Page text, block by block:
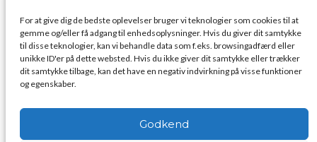
For at give dig de bedste oplevelser bruger vi teknologier som cookies til at
gemme og/eller få adgang til enhedsoplysninger. Hvis du giver dit samtykke
til disse teknologier, kan vi behandle data som f.eks. browsingadfærd eller
unikke ID'er på dette websted. Hvis du ikke giver dit samtykke eller trækker
dit samtykke tilbage, kan det have en negativ indvirkning på visse funktioner
og egenskaber.
Godkend
“Gratis” lånesadel
Pressearkiv
Gode råd
Kontakt
Besøg INGDAM’s
Finansiering